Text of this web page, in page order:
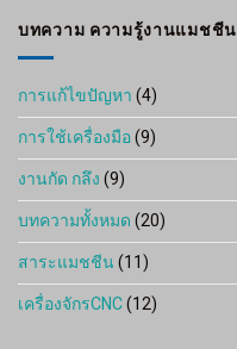
บทความ ความรู้งานแมชชีน
การแก้ไขปัญหา(4)
การใช้เครื่องมือ(9)
งานกัด กลึง(9)
บทความทั้งหมด(20)
สาระแมชชีน(11)
เครื่องจักรCNC(12)